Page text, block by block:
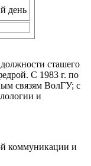
день
сташего
С 1983 г. по
связям ВолГУ; с
и
коммуникации и